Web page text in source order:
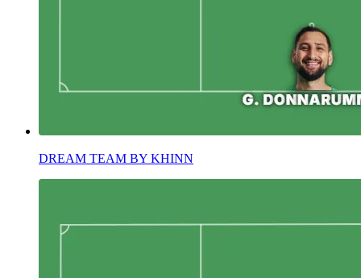
DREAM TEAM BY KHINN